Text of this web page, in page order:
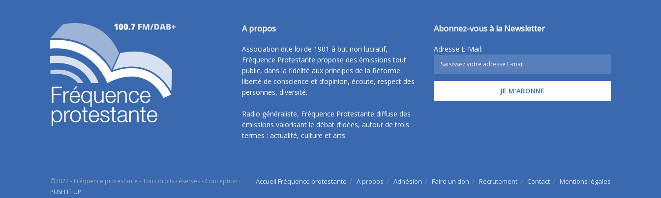
A propos
Association dite loi de 1901 à but non lucratif,
Fréquence Protestante propose des émissions tout
public, dans la fidélité aux principes de la Réforme :
liberté de conscience et d’opinion, écoute, respect des
personnes, diversité.
Radio généraliste, Fréquence Protestante diffuse des
émissions valorisant le débat d’idées, autour de trois
termes : actualité, culture et arts.
Abonnez-vous à la Newsletter
Adresse E-Mail:
Accueil Fréquence protestante A propos Adhésion Faire un don Recrutement Contact Mentions légales
©2022 - Fréquence protestante - Tous droits réservés - Conception :
PUSH IT UP